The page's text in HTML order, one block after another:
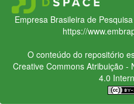
Empresa Brasileira de
https://
O conteúdo do repositório
Creative CommonsAtribuição -
4.0